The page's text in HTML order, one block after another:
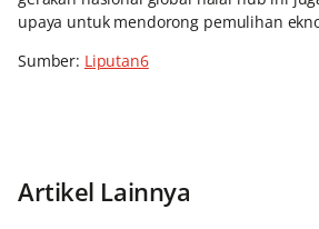
upaya untuk mendorong pemulihan
Sumber: Liputan6
Artikel Lainnya